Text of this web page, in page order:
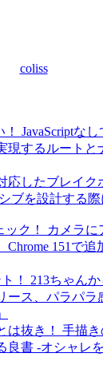
coliss
JavaScriptな
現するルートと
応したブレイク
ブを設計する
ック！ カメラに
Chrome 151で
！ 213ちゃん
ース、パラパラ
は抜き！ 手描
良書 -オシャレ